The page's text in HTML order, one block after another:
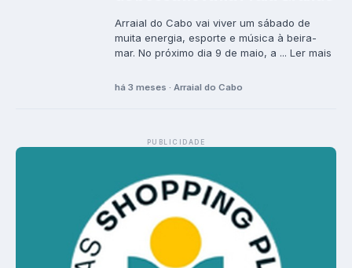
Arraial do Cabo vai viver um sábado de
muita energia, esporte e música à beira-
mar. No próximo dia 9 de maio, a ... Ler mais
há 3 meses · Arraial do Cabo
PUBLICIDADE